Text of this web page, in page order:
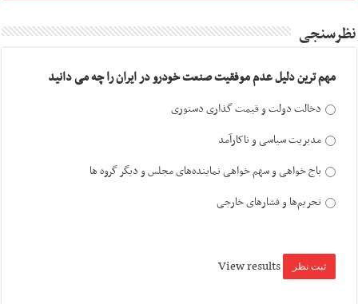
نظرسنجی
مهم ترین دلیل عدم موفقیت صنعت خودرو در ایران را چه می دانید
دخالت دولت و قیمت گذاری دستوری
مدیریت سیاسی و ناکارآمد
باج خواهی و سهم خواهی نماینده‌های مجلس و دیگر گروه ها
تحریم‌ها و فشارهای خارجی
View results